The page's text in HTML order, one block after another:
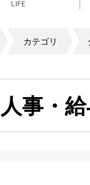
カテゴリ
人事・